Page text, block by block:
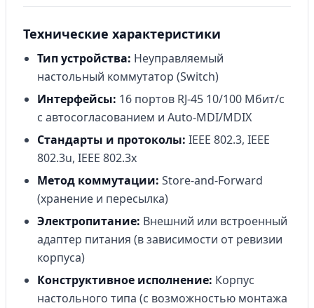
Технические характеристики
Тип устройства: Неуправляемый
настольный коммутатор (Switch)
Интерфейсы: 16 портов RJ-45 10/100 Мбит/с
с автосогласованием и Auto-MDI/MDIX
Стандарты и протоколы: IEEE 802.3, IEEE
802.3u, IEEE 802.3x
Метод коммутации: Store-and-Forward
(хранение и пересылка)
Электропитание: Внешний или встроенный
адаптер питания (в зависимости от ревизии
корпуса)
Конструктивное исполнение: Корпус
настольного типа (с возможностью монтажа